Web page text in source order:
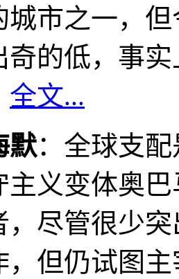
城市之一，
奇的低，事
全文...
默：全球支
主义变体奥
，尽管很少
，但仍试图